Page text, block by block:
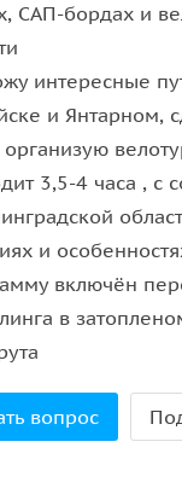
САП-бордах и
интересные
и Янтарном,
3,5-4 часа , с
и
включён
в
вопрос